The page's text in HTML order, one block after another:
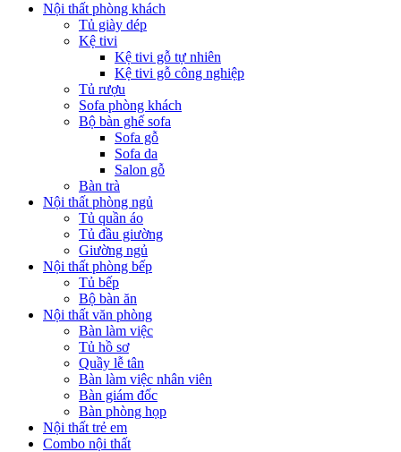
Nội thất phòng khách
Tủ giày dép
Kệ tivi
Kệ tivi gỗ tự nhiên
Kệ tivi gỗ công nghiệp
Tủ rượu
Sofa phòng khách
Bộ bàn ghế sofa
Sofa gỗ
Sofa da
Salon gỗ
Bàn trà
Nội thất phòng ngủ
Tủ quần áo
Tủ đầu giường
Giường ngủ
Nội thất phòng bếp
Tủ bếp
Bộ bàn ăn
Nội thất văn phòng
Bàn làm việc
Tủ hồ sơ
Quầy lễ tân
Bàn làm việc nhân viên
Bàn giám đốc
Bàn phòng họp
Nội thất trẻ em
Combo nội thất